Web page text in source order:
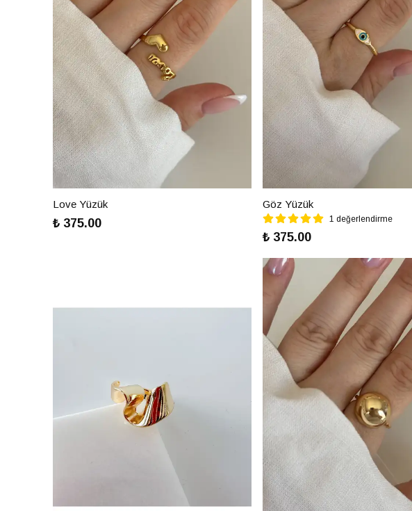
Love Yüzük
₺ 375.00
Göz Yüzük
1 değerlendirme
₺ 375.00